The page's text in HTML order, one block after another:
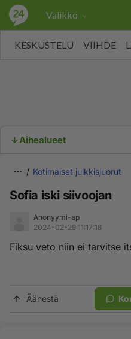
Valikko
KESKUSTELU VIIHDE
Aihealueet
Kotimaiset julkkisjuorut
Sofia iski siivoojan
Anonyymi-ap
2024-02-29 11:17:18
Fiksu veto niin ei tarvitse
Äänestä